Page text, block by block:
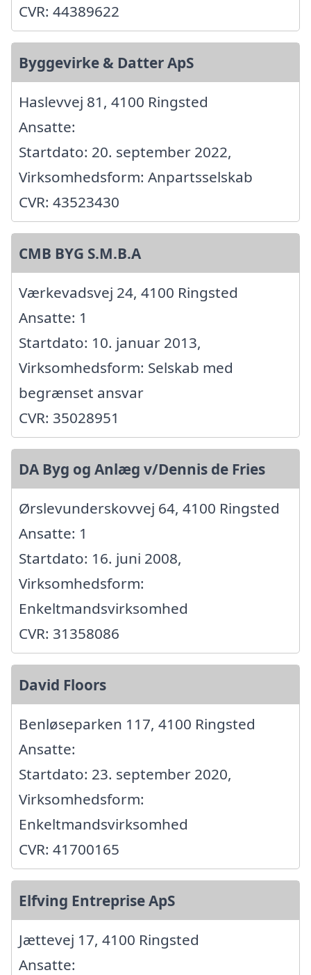
CVR: 44389622
Byggevirke & Datter ApS
Haslevvej 81, 4100 Ringsted
Ansatte:
Startdato: 20. september 2022,
Virksomhedsform: Anpartsselskab
CVR: 43523430
CMB BYG S.M.B.A
Værkevadsvej 24, 4100 Ringsted
Ansatte: 1
Startdato: 10. januar 2013,
Virksomhedsform: Selskab med
begrænset ansvar
CVR: 35028951
DA Byg og Anlæg v/Dennis de Fries
Ørslevunderskovvej 64, 4100 Ringsted
Ansatte: 1
Startdato: 16. juni 2008,
Virksomhedsform:
Enkeltmandsvirksomhed
CVR: 31358086
David Floors
Benløseparken 117, 4100 Ringsted
Ansatte:
Startdato: 23. september 2020,
Virksomhedsform:
Enkeltmandsvirksomhed
CVR: 41700165
Elfving Entreprise ApS
Jættevej 17, 4100 Ringsted
Ansatte: